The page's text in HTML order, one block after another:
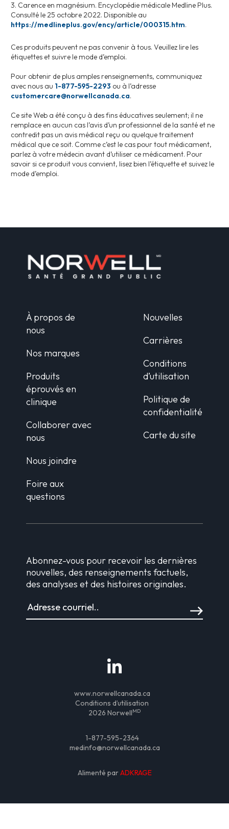
3. Carence en magnésium. Encyclopédie médicale Medline Plus.
Consulté le 25 octobre 2022. Disponible au
https://medlineplus.gov/ency/article/000315.htm.
Ces produits peuvent ne pas convenir à tous. Veuillez lire les
étiquettes et suivre le mode d’emploi.
Pour obtenir de plus amples renseignements, communiquez
avec nous au 1-877-595-2293 ou à l’adresse
customercare@norwellcanada.ca.
Ce site Web a été conçu à des fins éducatives seulement; il ne
remplace en aucun cas l’avis d’un professionnel de la santé et ne
contredit pas un avis médical reçu ou quelque traitement
médical que ce soit. Comme c’est le cas pour tout médicament,
parlez à votre médecin avant d’utiliser ce médicament. Pour
savoir si ce produit vous convient, lisez bien l’étiquette et suivez le
mode d’emploi.
À propos de
nous
Nos marques
Produits
éprouvés en
clinique
Collaborer avec
nous
Nous joindre
Foire aux
questions
Nouvelles
Carrières
Conditions
d’utilisation
Politique de
confidentialité
Carte du site
Abonnez-vous pour recevoir les dernières
nouvelles, des renseignements factuels,
des analyses et des histoires originales.
www.norwellcanada.ca
Conditions d’utilisation
2026 NorwellMD
1-877-595-2364
medinfo@norwellcanada.ca
Alimenté parADKRAGE